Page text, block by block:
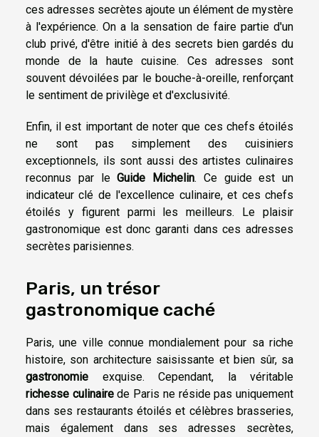
ces adresses secrètes ajoute un élément de mystère
à l'expérience. On a la sensation de faire partie d'un
club privé, d'être initié à des secrets bien gardés du
monde de la haute cuisine. Ces adresses sont
souvent dévoilées par le bouche-à-oreille, renforçant
le sentiment de privilège et d'exclusivité.
Enfin, il est important de noter que ces chefs étoilés
ne sont pas simplement des cuisiniers
exceptionnels, ils sont aussi des artistes culinaires
reconnus par leGuide Michelin. Ce guide est un
indicateur clé de l'excellence culinaire, et ces chefs
étoilés y figurent parmi les meilleurs. Le plaisir
gastronomique est donc garanti dans ces adresses
secrètes parisiennes.
Paris, un trésor
gastronomique caché
Paris, une ville connue mondialement pour sa riche
histoire, son architecture saisissante et bien sûr, sa
gastronomie exquise. Cependant, la véritable
richesse culinairede Paris ne réside pas uniquement
dans ses restaurants étoilés et célèbres brasseries,
mais également dans ses adresses secrètes,